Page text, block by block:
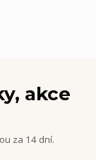
akce
za 14 dní.